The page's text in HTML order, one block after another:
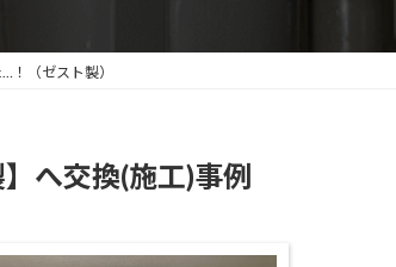
時
:
！（ゼスト製）
へ交換(施工)事例